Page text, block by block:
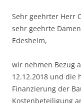
Sehr geehrter Herr
sehr geehrte
Edesheim,
wir nehmen Bezug
12.12.2018 und die
Finanzierung der
Kostenbeteiligung